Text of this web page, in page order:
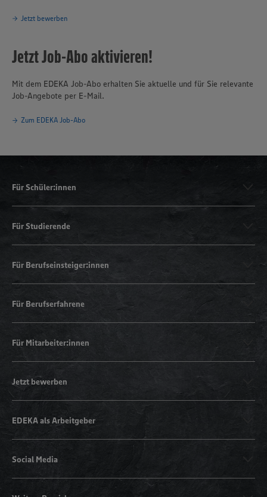
Jetzt bewerben
Jetzt Job-Abo aktivieren!
Mit dem EDEKA Job-Abo erhalten Sie aktuelle und für Sie relevante
Job-Angebote per E-Mail.
Zum EDEKA Job-Abo
Für Schüler:innen
Für Studierende
Für Berufseinsteiger:innen
Für Berufserfahrene
Für Mitarbeiter:innen
Jetzt bewerben
EDEKA als Arbeitgeber
Social Media